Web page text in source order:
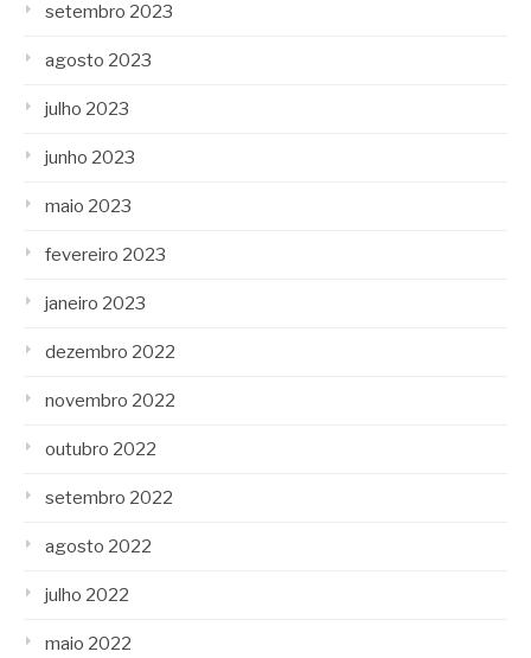
setembro 2023
agosto 2023
julho 2023
junho 2023
maio 2023
fevereiro 2023
janeiro 2023
dezembro 2022
novembro 2022
outubro 2022
setembro 2022
agosto 2022
julho 2022
maio 2022